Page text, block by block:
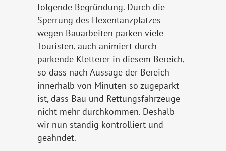
folgende Begründung. Durch die
Sperrung des Hexentanzplatzes
wegen Bauarbeiten parken viele
Touristen, auch animiert durch
parkende Kletterer in diesem Bereich,
so dass nach Aussage der Bereich
innerhalb von Minuten so zugeparkt
ist, dass Bau und Rettungsfahrzeuge
nicht mehr durchkommen. Deshalb
wir nun ständig kontrolliert und
geahndet.